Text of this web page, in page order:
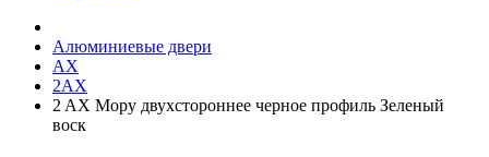
Алюминиевые двери
AX
2AX
2 AX Мору двухстороннее черное профиль Зеленый
воск